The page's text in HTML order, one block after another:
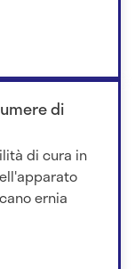
di
di cura in
ernia